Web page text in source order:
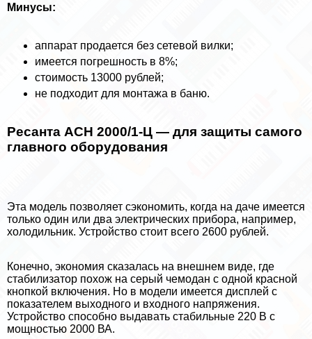
Минусы:
аппарат продается без сетевой вилки;
имеется погрешность в 8%;
стоимость 13000 рублей;
не подходит для монтажа в баню.
Ресанта АСН 2000/1-Ц — для защиты самого
главного оборудования
Эта модель позволяет сэкономить, когда на даче имеется
только один или два электрических прибора, например,
холодильник. Устройство стоит всего 2600 рублей.
Конечно, экономия сказалась на внешнем виде, где
стабилизатор похож на серый чемодан с одной красной
кнопкой включения. Но в модели имеется дисплей с
показателем выходного и входного напряжения.
Устройство способно выдавать стабильные 220 В с
мощностью 2000 ВА.